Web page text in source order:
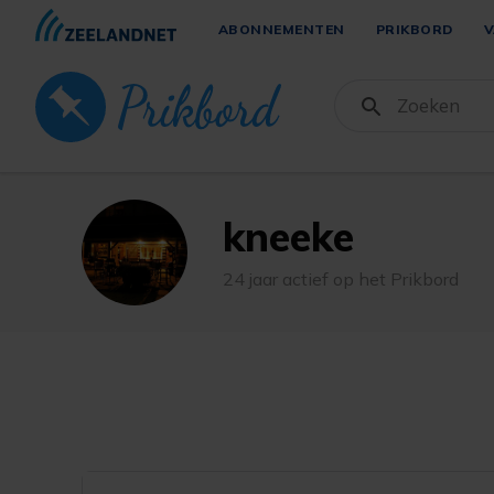
ABONNEMENTEN PRIKBORD
kneeke
24 jaar actief op het Prikbord